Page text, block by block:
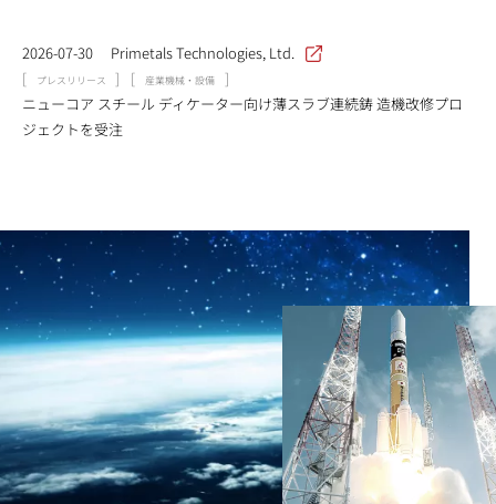
2026-07-30
Primetals Technologies, Ltd.
[
プレスリリース ] [ 産業機械・設備
]
ニューコア スチール ディケーター向け薄スラブ連続鋳 造機改修プロ
ジェクトを受注